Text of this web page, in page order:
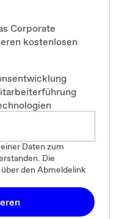
Corporate
kostenlosen
Daten zum
Die
den Abmeldelink